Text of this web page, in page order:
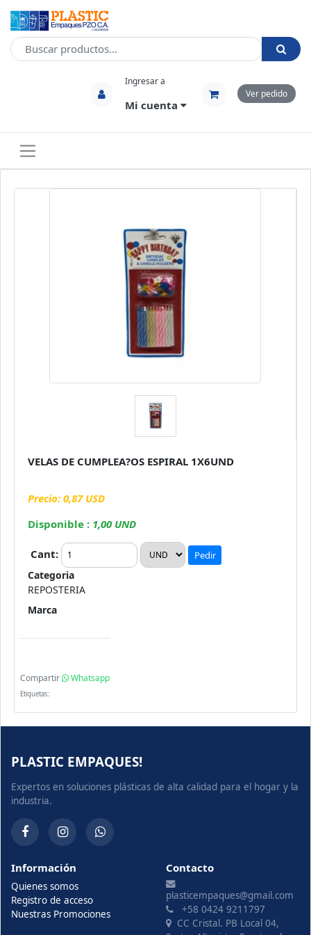
Ingresar a
Mi cuenta
Ver pedido
VELAS DE CUMPLEA?OS ESPIRAL 1X6UND
Precio: 0,87 USD
Disponible : 1,00 UND
Cant: Pedir
Categoria
REPOSTERIA
Marca
Compartir Whatsapp
Etiquetas:
PLASTIC EMPAQUES!
Expertos en soluciones plásticas de alta calidad para el hogar y la
industria.
Información
Quienes somos
Registro de acceso
Nuestras Promociones
Contacto
plasticempaques@gmail.com
+58 0424 9211797
CC Cristal. PB Local 04,